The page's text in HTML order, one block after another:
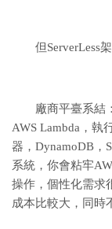
但ServerLess
廠商平臺系結
AWS Lambda，執
器，DynamoDB，
系統，你會粘牢
操作，個性化需求
成本比較大，同時